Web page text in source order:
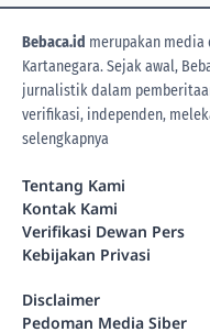
Bebaca.id merupakan media
Kartanegara. Sejak awal,
jurnalistik dalam
verifikasi, independen,
selengkapnya
Tentang Kami
Kontak Kami
Verifikasi Dewan Pers
Kebijakan Privasi
Disclaimer
Pedoman Media Siber